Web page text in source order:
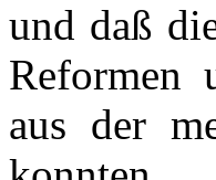
und daß
Reformen
aus der